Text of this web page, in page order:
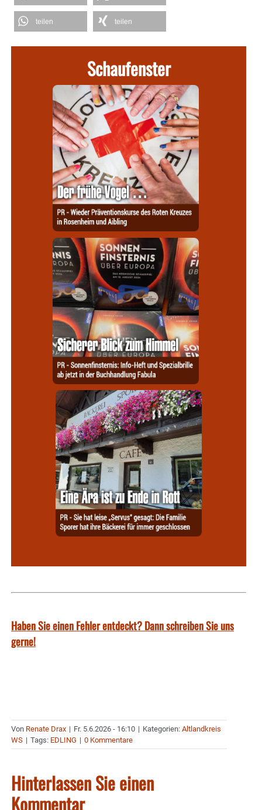
teilen teilen
Schaufenster
Haben Sie einen Fehler entdeckt? Dann schreiben Sie uns
gerne!
Von Renate Drax | Fr. 5.6.2026 - 16:10 | Kategorien: Altlandkreis
WS | Tags: EDLING | 0 Kommentare
Hinterlassen Sie einen
Kommentar